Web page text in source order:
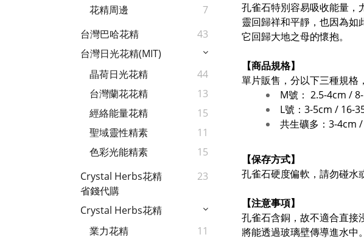
花精周邊
7
台灣巴哈花精
43
台灣日光花精(MIT)
晶荷日光花精
44
台灣蘭花花精
13
經絡能量花精
15
聖域靈性精素
11
色彩光能精素
15
Crystal Herbs花精
省錢代購
23
Crystal Herbs花精
業力花精
11
孔雀石特別容易吸收能量，
靈回歸祥和平靜，也因為如
它回歸大地之母的懷抱。
【商品規格】
單片販售，分以下三種規格，
M號： 2.5-4cm /
L號：3-5cm / 16-
共生礦多：3-4cm
【保存方式】
孔雀石硬度偏軟，請勿碰水
【注意事項】
孔雀石含銅，故不適合直接
將能透過玻璃壁傳導進水中。